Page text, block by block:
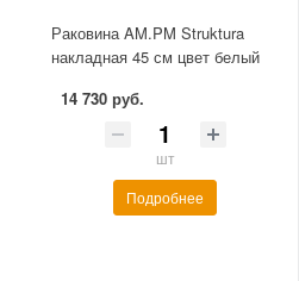
Раковина AM.PM Struktura
накладная 45 см цвет белый
14 730 руб.
шт
Подробнее